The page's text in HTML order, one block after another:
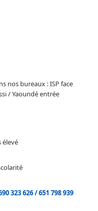
nos bureaux : ISP face
/ Yaoundé entrée
élevé
323 626 / 651 798 939